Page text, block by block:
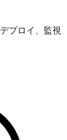
プロイ、監視